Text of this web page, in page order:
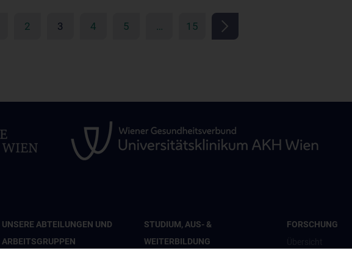
2 3 4 5 … 15
UNSERE ABTEILUNGEN UND
ARBEITSGRUPPEN
STUDIUM, AUS- &
WEITERBILDUNG
FORSCHUNG